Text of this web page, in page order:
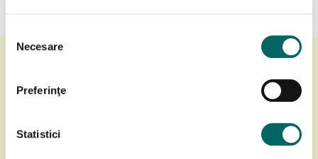
consimțământului
Necesare
Preferinţe
Statistici